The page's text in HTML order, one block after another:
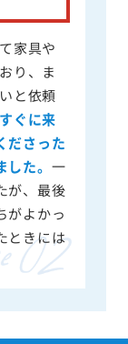
家具や
り、ま
と依頼
ぐに来
ださった
た。 一
が、最後
がよかっ
ときには